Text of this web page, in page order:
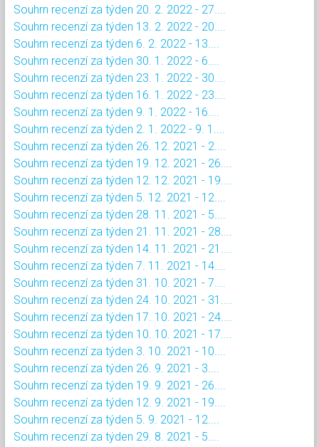
Souhrn recenzí za týden 20. 2. 2022 - 27....
Souhrn recenzí za týden 13. 2. 2022 - 20....
Souhrn recenzí za týden 6. 2. 2022 - 13....
Souhrn recenzí za týden 30. 1. 2022 - 6....
Souhrn recenzí za týden 23. 1. 2022 - 30....
Souhrn recenzí za týden 16. 1. 2022 - 23....
Souhrn recenzí za týden 9. 1. 2022 - 16....
Souhrn recenzí za týden 2. 1. 2022 - 9. 1....
Souhrn recenzí za týden 26. 12. 2021 - 2....
Souhrn recenzí za týden 19. 12. 2021 - 26....
Souhrn recenzí za týden 12. 12. 2021 - 19....
Souhrn recenzí za týden 5. 12. 2021 - 12....
Souhrn recenzí za týden 28. 11. 2021 - 5....
Souhrn recenzí za týden 21. 11. 2021 - 28....
Souhrn recenzí za týden 14. 11. 2021 - 21....
Souhrn recenzí za týden 7. 11. 2021 - 14....
Souhrn recenzí za týden 31. 10. 2021 - 7....
Souhrn recenzí za týden 24. 10. 2021 - 31....
Souhrn recenzí za týden 17. 10. 2021 - 24....
Souhrn recenzí za týden 10. 10. 2021 - 17....
Souhrn recenzí za týden 3. 10. 2021 - 10....
Souhrn recenzí za týden 26. 9. 2021 - 3....
Souhrn recenzí za týden 19. 9. 2021 - 26....
Souhrn recenzí za týden 12. 9. 2021 - 19....
Souhrn recenzí za týden 5. 9. 2021 - 12....
Souhrn recenzí za týden 29. 8. 2021 - 5....